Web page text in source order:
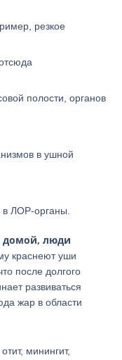
резкое
полости, органов
в ушной
ЛОР-органы.
домой, люди
краснеют уши
после долгого
развиваться
жар в области
минингит,